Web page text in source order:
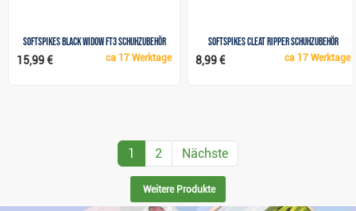
SoftSpikes Black Widow FT3 Schuhzubehör
ca 17 Werktage
15,99 €
SoftSpikes Cleat Ripper Schuhzubehör
ca 17 Werktage
8,99 €
1 2 Nächste
Weitere Produkte